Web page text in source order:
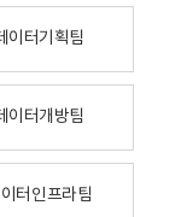
이터기획팀
이터개방팀
터인프라팀